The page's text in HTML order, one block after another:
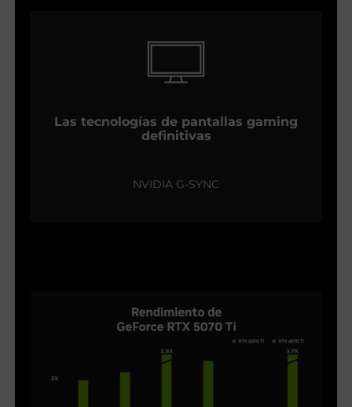
Las tecnologías de pantallas gaming
definitivas
NVIDIA G-SYNC